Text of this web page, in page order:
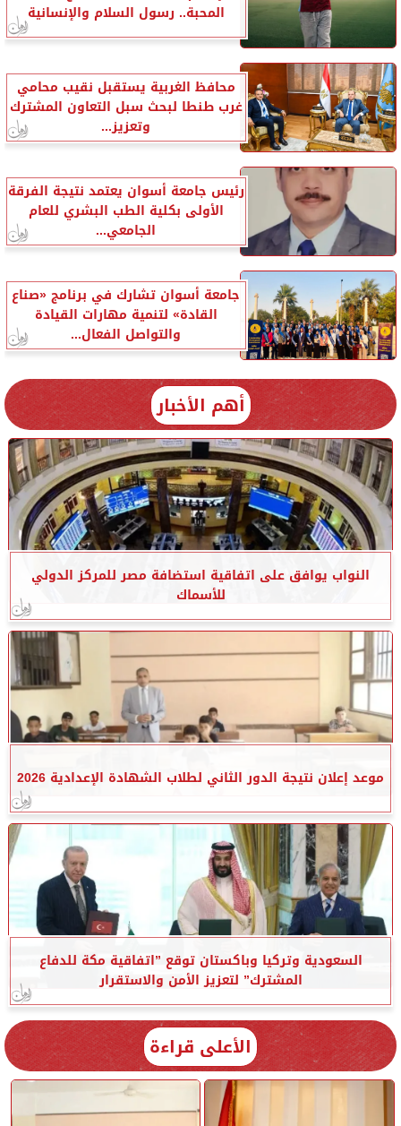
المحبة.. رسول السلام والإنسانية
محافظ الغربية يستقبل نقيب محامي
غرب طنطا لبحث سبل التعاون المشترك
وتعزيز...
رئيس جامعة أسوان يعتمد نتيجة الفرقة
الأولى بكلية الطب البشري للعام
الجامعي...
جامعة أسوان تشارك في برنامج «صناع
القادة» لتنمية مهارات القيادة
والتواصل الفعال...
أهم الأخبار
النواب يوافق على اتفاقية استضافة مصر للمركز الدولي
للأسماك
موعد إعلان نتيجة الدور الثاني لطلاب الشهادة الإعدادية 2026
السعودية وتركيا وباكستان توقع ”اتفاقية مكة للدفاع
المشترك” لتعزيز الأمن والاستقرار
الأعلى قراءة